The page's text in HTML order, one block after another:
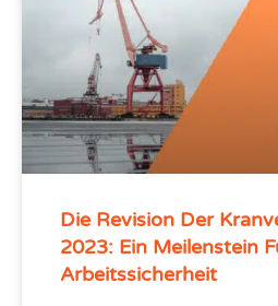
Die Revision Der
2023: Ein Meilenstein
Arbeitssicherheit